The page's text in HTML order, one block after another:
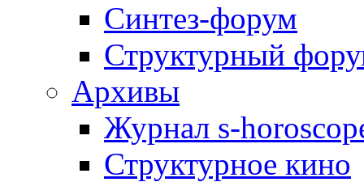
Синтез-форум
Структурный
Архивы
Журнал s-
Структурное кино